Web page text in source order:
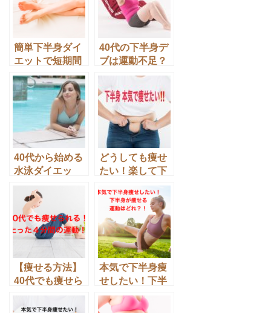
簡単下半身ダイ
エットで短期間
に下半身痩せを
成功させよう！
40代の下半身デ
ブは運動不足？
アラフォーの太
もも痩せ、足痩
せ徹底研究！
40代から始める
水泳ダイエッ
カロリーとその
効果は？
どうしても痩せ
たい！楽して下
半身痩せするの
はグッズ？体
操？それともサ
プリ？
【痩せる方法】
40代でも痩せら
分間の運動！
本気で下半身痩
せしたい！下半
身痩せに成功す
る運動はどれ？